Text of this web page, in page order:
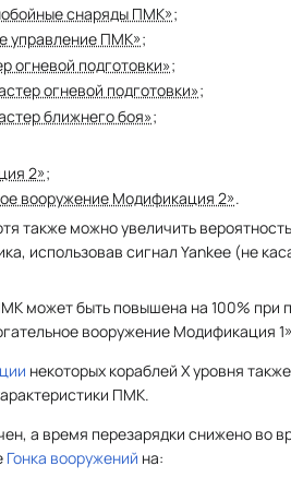
снаряды ПМК»;
управление ПМК»;
огневой подготовки»;
огневой подготовки»;
ближнего боя»;
2»;
вооружение Модификация 2».
также можно увеличить
использовав сигнал Yankee (не
может быть повышена на 100% при
вооружение Модификация
некоторых кораблей X уровня
ПМК.
а время перезарядки снижено во
Гонка вооружений на: